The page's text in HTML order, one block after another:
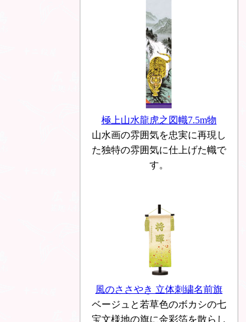
極上山水龍虎之図幟7.5m物
山水画の雰囲気を忠実に再現し
た独特の雰囲気に仕上げた幟で
す。
風のささやき 立体刺繍名前旗
ベージュと若草色のボカシの七
宝文様地の旗に金彩箔を散らし